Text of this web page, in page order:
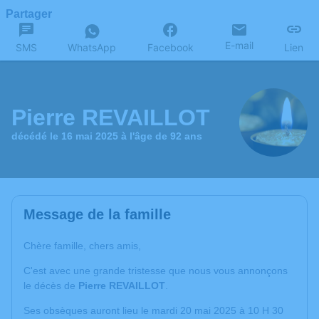
Partager
SMS WhatsApp Facebook E-mail Lien
Pierre REVAILLOT
décédé le 16 mai 2025 à l'âge de 92 ans
Message de la famille
Chère famille, chers amis,
C'est avec une grande tristesse que nous vous annonçons
le décès de Pierre REVAILLOT
Ses obsèques auront lieu le mardi 20 mai 2025 à 10 H 30